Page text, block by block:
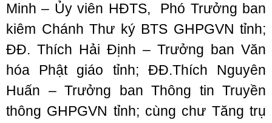
Minh – Ủy viên HĐTS, Phó Trưởng ban
kiêm Chánh Thư ký BTS GHPGVN tỉnh;
ĐĐ. Thích Hải Định – Trưởng ban Văn
hóa Phật giáo tỉnh; ĐĐ.Thích Nguyên
Huấn – Trưởng ban Thông tin Truyền
thông GHPGVN tỉnh; cùng chư Tăng trụ